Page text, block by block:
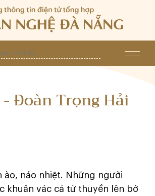
Đoàn Trọng Hải
ào, náo nhiệt. Những người
khuân vác cá từ thuyền lên bờ